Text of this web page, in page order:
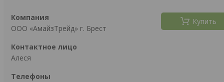
ООО «АмайзТрейд» г. Брест
Алеся
Купить